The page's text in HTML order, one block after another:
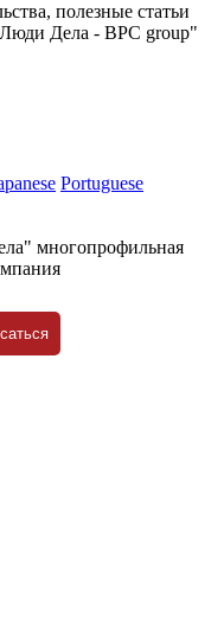
полезные статьи
Дела - BPC group"
Portuguese
многопрофильная